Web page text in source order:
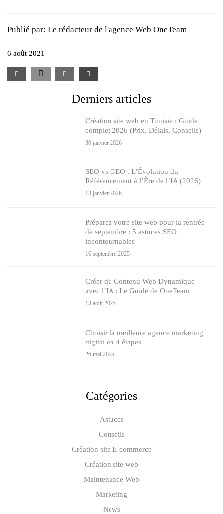
Publié par: Le rédacteur de l'agence Web OneTeam
6 août 2021
Derniers articles
Création site web en Tunisie : Guide
complet 2026 (Prix, Délais, Conseils)
30 janvier 2026
SEO vs GEO : L’Évolution du
Référencement à l’Ère de l’IA (2026)
13 janvier 2026
Préparez votre site web pour la rentrée
de septembre : 5 astuces SEO
incontournables
16 septembre 2025
Créer du Contenu Web Dynamique
avec l’IA : Le Guide de OneTeam
13 août 2025
Choisir la meilleure agence marketing
digital en 4 étapes
26 mai 2025
Catégories
Astuces
Conseils
Création site E-commerce
Création site web
Maintenance Web
Marketing
News